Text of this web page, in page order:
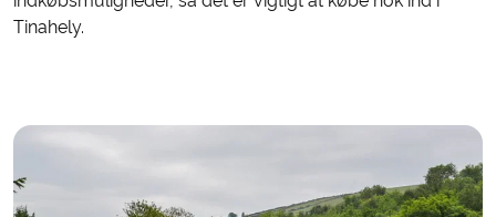
Tinahely.